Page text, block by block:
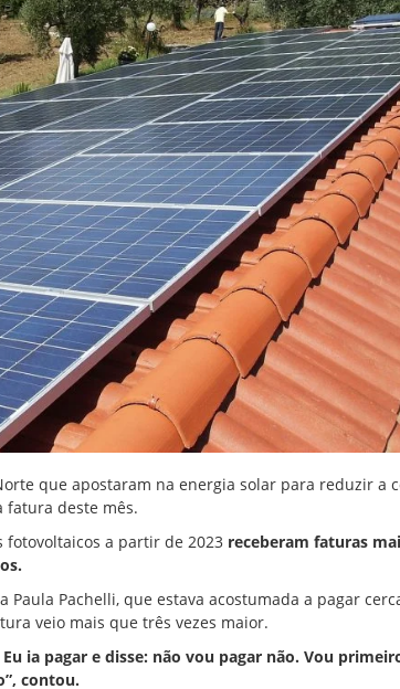
que apostaram na energia solar para reduzir a
fatura deste mês.
a partir de 2023 receberam faturas
Paula Pachelli, que estava acostumada a pagar
veio mais que três vezes maior.
ia pagar e disse: não vou pagar não. Vou
contou.